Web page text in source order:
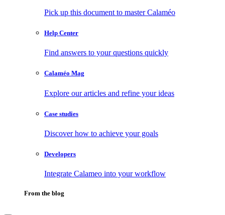
Pick up this document to master Calaméo
Help Center
Find answers to your questions quickly
Calaméo Mag
Explore our articles and refine your ideas
Case studies
Discover how to achieve your goals
Developers
Integrate Calameo into your workflow
From the blog